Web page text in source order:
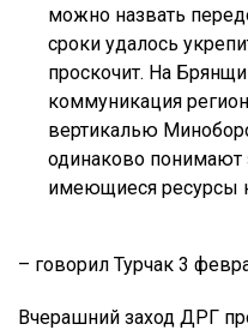
можно назвать
сроки удалось
проскочит. На
коммуникация
вертикалью
одинаково понимают
имеющиеся ресурсы
– говорил Турчак 3
Вчерашний заход ДРГ